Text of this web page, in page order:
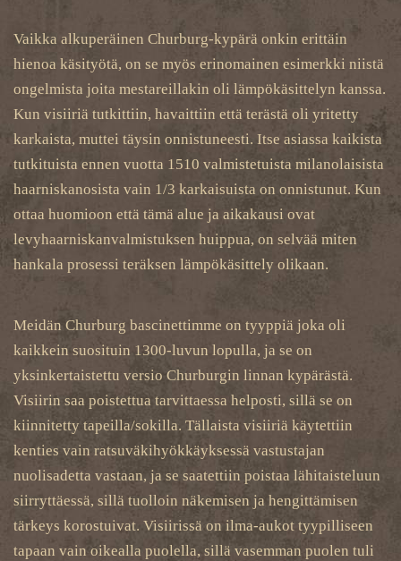
Vaikka alkuperäinen Churburg-kypärä onkin erittäin
hienoa käsityötä, on se myös erinomainen esimerkki niistä
ongelmista joita mestareillakin oli lämpökäsittelyn kanssa.
Kun visiiriä tutkittiin, havaittiin että terästä oli yritetty
karkaista, muttei täysin onnistuneesti. Itse asiassa kaikista
tutkituista ennen vuotta 1510 valmistetuista milanolaisista
haarniskanosista vain 1/3 karkaisuista on onnistunut. Kun
ottaa huomioon että tämä alue ja aikakausi ovat
levyhaarniskanvalmistuksen huippua, on selvää miten
hankala prosessi teräksen lämpökäsittely olikaan.
Meidän Churburg bascinettimme on tyyppiä joka oli
kaikkein suosituin 1300-luvun lopulla, ja se on
yksinkertaistettu versio Churburgin linnan kypärästä.
Visiirin saa poistettua tarvittaessa helposti, sillä se on
kiinnitetty tapeilla/sokilla. Tällaista visiiriä käytettiin
kenties vain ratsuväkihyökkäyksessä vastustajan
nuolisadetta vastaan, ja se saatettiin poistaa lähitaisteluun
siirryttäessä, sillä tuolloin näkemisen ja hengittämisen
tärkeys korostuivat. Visiirissä on ilma-aukot tyypilliseen
tapaan vain oikealla puolella, sillä vasemman puolen tuli